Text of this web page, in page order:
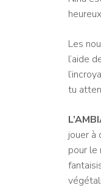
Les
l’aide
tu
jouer à
pour le